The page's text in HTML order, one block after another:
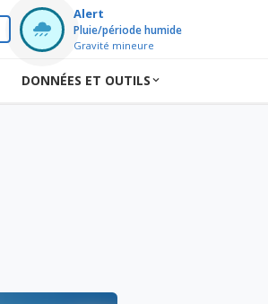
Alert
Pluie/période humide
Gravité mineure
DONNÉES ET OUTILS